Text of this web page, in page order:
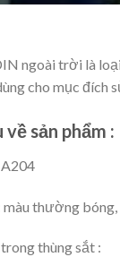
ngoài trời là
cho mục đích
sản phẩm :
màu thường bóng,
thùng sắt :